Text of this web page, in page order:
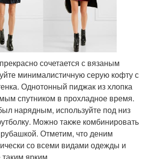
сочетается с вязаным
минималистичную серую кофту с
Однотонный пиджак из хлопка
спутником в прохладное время.
нарядным, используйте под низ
Можно также комбинировать
Отметим, что деним
со всеми видами одежды и